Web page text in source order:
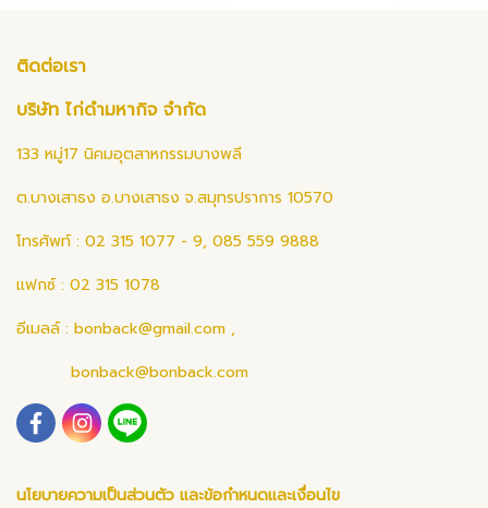
ติดต่อเรา
บริษัท ไก่ดำมหากิจ จำกัด
133 หมู่17 นิคมอุตสาหกรรมบางพลี
ต.บางเสาธง อ.บางเสาธง จ.สมุทรปราการ 10570
โทรศัพท์ : 02 315 1077 - 9, 085 559 9888
แฟกซ์ : 02 315 1078
อีเมลล์ : bonback@gmail.com ,
bonback@bonback.com
นโยบายความเป็นส่วนตัว และข้อกำหนดและเงื่อนไข